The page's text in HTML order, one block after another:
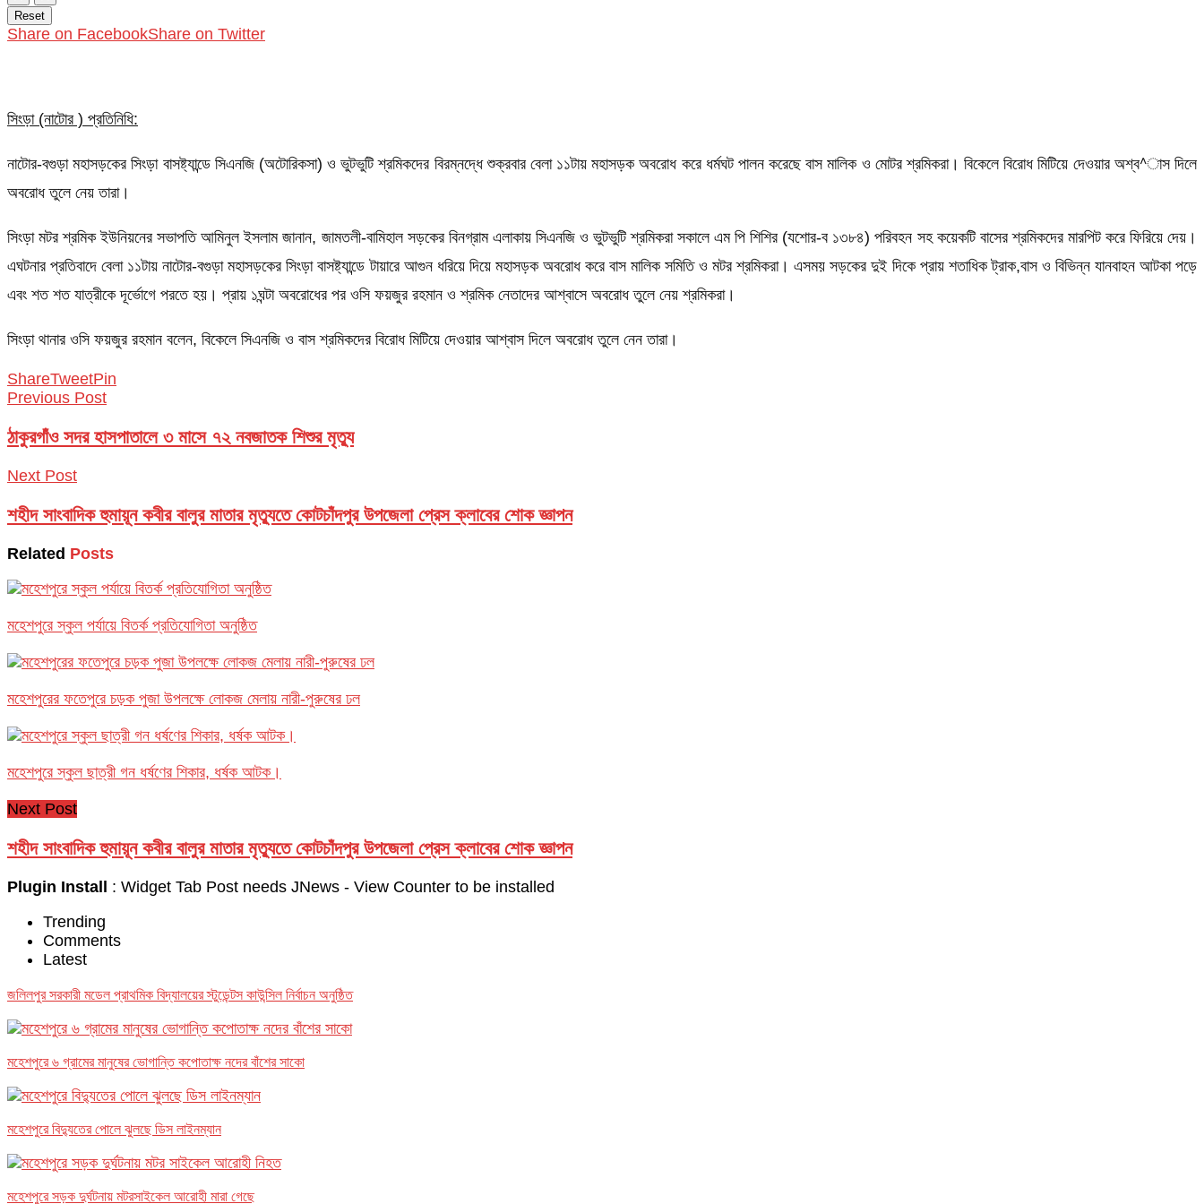
Reset
Share on FacebookShare on Twitter
সিংড়া (নাটোর ) প্রতিনিধি:
নাটোর-বগুড়া মহাসড়কের সিংড়া বাসষ্ট্যান্ডে সিএনজি (অটোরিকসা) ও ভুটভুটি শ্রমিকদের বিরম্নদ্ধে শুক্রবার বেলা ১১টায় মহাসড়ক অবরোধ করে ধর্মঘট পালন করেছে বাস মালিক ও মোটর শ্রমিকরা। বিকেলে বিরোধ মিটিয়ে দেওয়ার অশ্ব^াস দিলে
অবরোধ তুলে নেয় তারা।
সিংড়া মটর শ্রমিক ইউনিয়নের সভাপতি আমিনুল ইসলাম জানান, জামতলী-বামিহাল সড়কের বিনগ্রাম এলাকায় সিএনজি ও ভুটভুটি শ্রমিকরা সকালে এম পি শিশির (যশোর-ব ১৩৮৪) পরিবহন সহ কয়েকটি বাসের শ্রমিকদের মারপিট করে ফিরিয়ে দেয়।
এঘটনার প্রতিবাদে বেলা ১১টায় নাটোর-বগুড়া মহাসড়কের সিংড়া বাসষ্ট্যান্ডে টায়ারে আগুন ধরিয়ে দিয়ে মহাসড়ক অবরোধ করে বাস মালিক সমিতি ও মটর শ্রমিকরা। এসময় সড়কের দুই দিকে প্রায় শতাধিক ট্রাক,বাস ও বিভিন্ন যানবাহন আটকা পড়ে
এবং শত শত যাত্রীকে দূর্ভোগে পরতে হয়। প্রায় ১ঘন্টা অবরোধের পর ওসি ফয়জুর রহমান ও শ্রমিক নেতাদের আশ্বাসে অবরোধ তুলে নেয় শ্রমিকরা।
সিংড়া থানার ওসি ফয়জুর রহমান বলেন, বিকেলে সিএনজি ও বাস শ্রমিকদের বিরোধ মিটিয়ে দেওয়ার আশ্বাস দিলে অবরোধ তুলে নেন তারা।
ShareTweetPin
Previous Post
ঠাকুরগাঁও সদর হাসপাতালে ৩ মাসে ৭২ নবজাতক শিশুর মৃত্যু
Next Post
শহীদ সাংবাদিক হুমায়ূন কবীর বালুর মাতার মৃত্যুতে কোটচাঁদপুর উপজেলা প্রেস ক্লাবের শোক জ্ঞাপন
Related Posts
মহেশপুরে স্কুল পর্যায়ে বিতর্ক প্রতিযোগিতা অনুষ্ঠিত
মহেশপুরের ফতেপুরে চড়ক পুজা উপলক্ষে লোকজ মেলায় নারী-পুরুষের ঢল
মহেশপুরে স্কুল ছাত্রী গন ধর্ষণের শিকার, ধর্ষক আটক।
Next Post
শহীদ সাংবাদিক হুমায়ূন কবীর বালুর মাতার মৃত্যুতে কোটচাঁদপুর উপজেলা প্রেস ক্লাবের শোক জ্ঞাপন
Plugin Install : Widget Tab Post needs JNews - View Counter to be installed
Trending
Comments
Latest
জলিলপুর সরকারী মডেল প্রাথমিক বিদ্যালয়ের স্টুডেন্টস কাউন্সিল নির্বাচন অনুষ্ঠিত
মহেশপুরে ৬ গ্রামের মানুষের ভোগান্তি কপোতাক্ষ নদের বাঁশের সাকো
মহেশপুরে বিদ্যুতের পোলে ঝুলছে ডিস লাইনম্যান
মহেশপুরে সড়ক দুর্ঘটনায় মটরসাইকেল আরোহী মারা গেছে